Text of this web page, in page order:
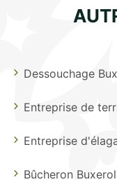
Dessouchage
Entreprise de
Entreprise
Bûcheron